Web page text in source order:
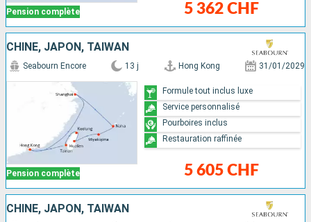
Pension complète 5 362 CHF
CHINE, JAPON, TAÏWAN
Pension complète
Seabourn Encore 13 j Hong Kong 31/01/2029
5 605 CHF
Formule tout inclus luxe
Service personnalisé
Pourboires inclus
Restauration raffinée
CHINE, JAPON, TAÏWAN